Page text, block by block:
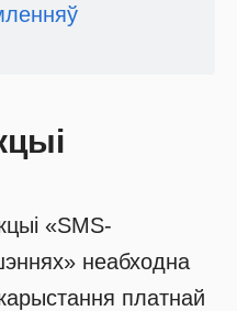
«SMS-
неабходна
платнай